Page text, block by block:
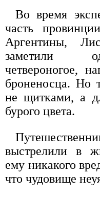
Во время
часть
Аргентины,
заметили
четвероногое,
броненосца. Но
не щитками, а
бурого цвета.
выстрелили в
ему никакого
что чудовище